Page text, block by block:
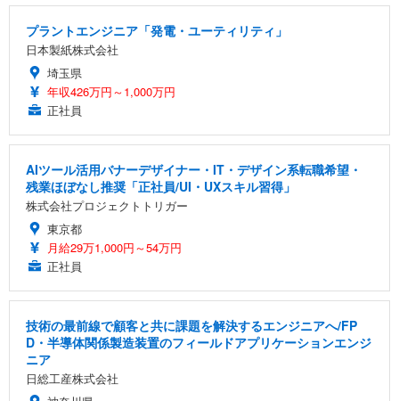
プラントエンジニア「発電・ユーティリティ」
日本製紙株式会社
埼玉県
年収426万円～1,000万円
正社員
AIツール活用バナーデザイナー・IT・デザイン系転職希望・
残業ほぼなし推奨「正社員/UI・UXスキル習得」
株式会社プロジェクトトリガー
東京都
月給29万1,000円～54万円
正社員
技術の最前線で顧客と共に課題を解決するエンジニアへ/FP
D・半導体関係製造装置のフィールドアプリケーションエンジ
ニア
日総工産株式会社